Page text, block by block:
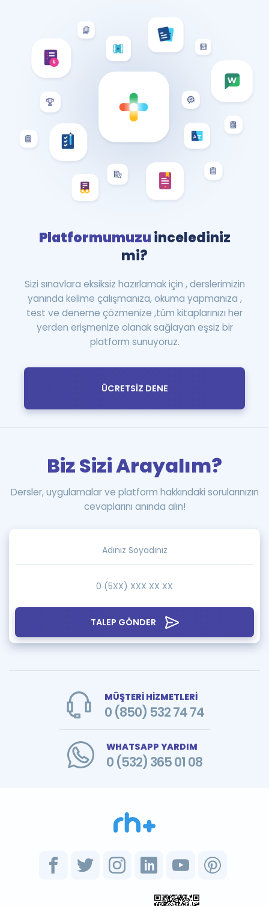
Platformumuzuincelediniz
mi?
Sizi sınavlara eksiksiz hazırlamak için , derslerimizin
yanında kelime çalışmanıza, okuma yapmanıza ,
test ve deneme çözmenize ,tüm kitaplarınızı her
yerden erişmenize olanak sağlayan eşsiz bir
platform sunuyoruz.
ÜCRETSİZ DENE
TALEP GÖNDER
Biz Sizi Arayalım?
Dersler, uygulamalar ve platform hakkındaki sorularınızın
cevaplarını anında alın!
MÜŞTERİ HİZMETLERİ
0 (850) 532 74 74
WHATSAPP YARDIM
0 (532) 365 01 08